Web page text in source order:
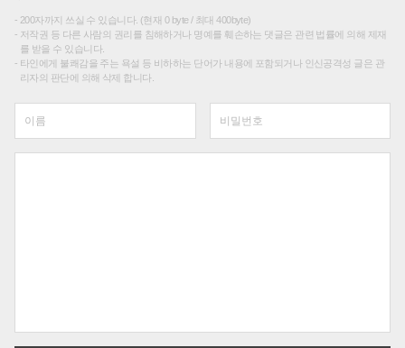
200자까지 쓰실 수 있습니다. (현재 0 byte / 최대 400byte)
저작권 등 다른 사람의 권리를 침해하거나 명예를 훼손하는 댓글은 관련 법률에 의해 제재
를 받을 수 있습니다.
타인에게 불쾌감을 주는 욕설 등 비하하는 단어가 내용에 포함되거나 인신공격성 글은 관
리자의 판단에 의해 삭제 합니다.